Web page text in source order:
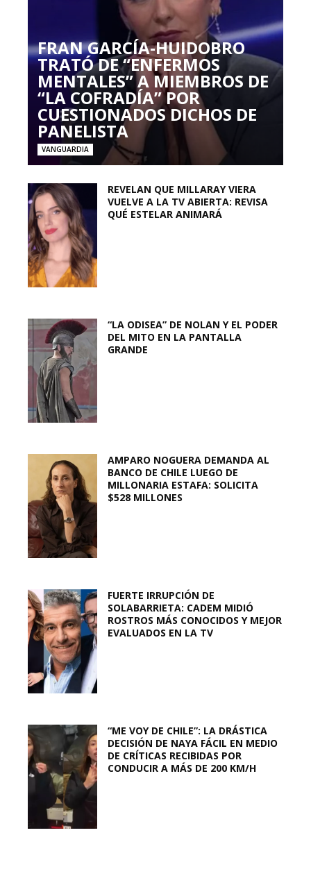
FRAN GARCÍA-HUIDOBRO
TRATÓ DE “ENFERMOS
MENTALES” A MIEMBROS DE
“LA COFRADÍA” POR
CUESTIONADOS DICHOS DE
PANELISTA
VANGUARDIA
REVELAN QUE MILLARAY VIERA
VUELVE A LA TV ABIERTA: REVISA
QUÉ ESTELAR ANIMARÁ
“LA ODISEA” DE NOLAN Y EL PODER
DEL MITO EN LA PANTALLA
GRANDE
AMPARO NOGUERA DEMANDA AL
BANCO DE CHILE LUEGO DE
MILLONARIA ESTAFA: SOLICITA
$528 MILLONES
FUERTE IRRUPCIÓN DE
SOLABARRIETA: CADEM MIDIÓ
ROSTROS MÁS CONOCIDOS Y MEJOR
EVALUADOS EN LA TV
“ME VOY DE CHILE”: LA DRÁSTICA
DECISIÓN DE NAYA FÁCIL EN MEDIO
DE CRÍTICAS RECIBIDAS POR
CONDUCIR A MÁS DE 200 KM/H